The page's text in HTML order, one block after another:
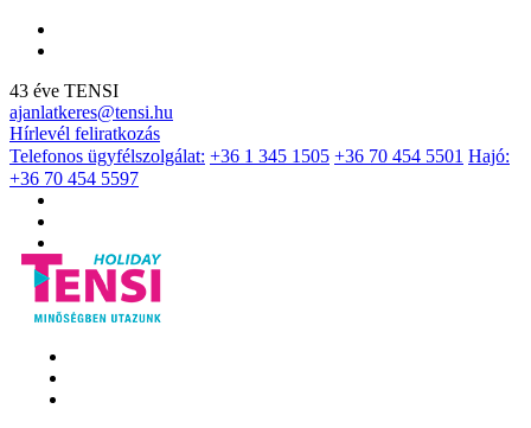
43 éve TENSI
ajanlatkeres@tensi.hu
Hírlevél feliratkozás
Telefonos ügyfélszolgálat: +36 1 345 1505 +36 70 454 5501 Hajó:
+36 70 454 5597